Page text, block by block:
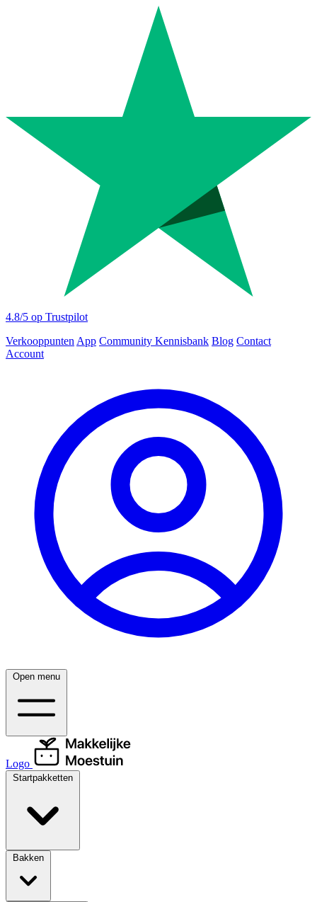
4.8/5 op Trustpilot
Verkooppunten App Community Kennisbank Blog Contact
Account
Open menu
Logo
Startpakketten
Bakken